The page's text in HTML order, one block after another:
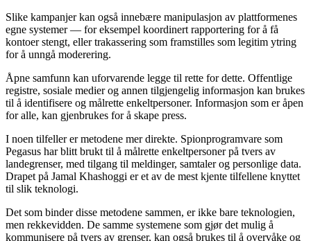
Slike kampanjer kan også innebære manipulasjon av plattformenes
egne systemer — for eksempel koordinert rapportering for å få
kontoer stengt, eller trakassering som framstilles som legitim ytring
for å unngå moderering.
Åpne samfunn kan uforvarende legge til rette for dette. Offentlige
registre, sosiale medier og annen tilgjengelig informasjon kan brukes
til å identifisere og målrette enkeltpersoner. Informasjon som er åpen
for alle, kan gjenbrukes for å skape press.
I noen tilfeller er metodene mer direkte. Spionprogramvare som
Pegasus har blitt brukt til å målrette enkeltpersoner på tvers av
landegrenser, med tilgang til meldinger, samtaler og personlige data.
Drapet på Jamal Khashoggi er et av de mest kjente tilfellene knyttet
til slik teknologi.
Det som binder disse metodene sammen, er ikke bare teknologien,
men rekkevidden. De samme systemene som gjør det mulig å
kommunisere på tvers av grenser, kan også brukes til å overvåke og